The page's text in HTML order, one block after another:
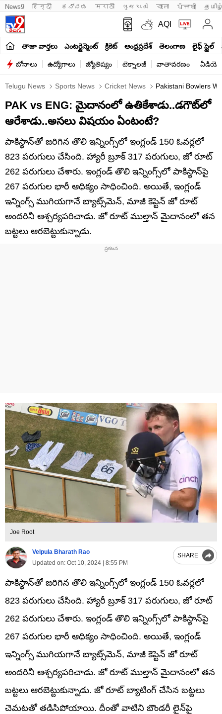
News9 हिन्दी ಕನ್ನಡ मराठी ગુજરાતી বাংলা ਪੰਜਾਬੀ
AQI
తాజా వార్తలు ఎంటర్టైన్మెంట్ క్రికెట్ ఆంధ్రప్రదేశ్ తెలంగాణ లైఫ్ స్టైల్
బోనాలు ఉద్యోగాలు జ్యోతిష్యం టెక్నాలజీ వాతావరణం
Telugu News Sports News Cricket News Pakistani Bowlers
PAK vs ENG: మైదానంలో ఉతికేశాడు..డగౌట్‌లో
ఆరేశాడు..అసలు విషయం ఏంటంటే?
పాకిస్థాన్‌తో జరిగిన తొలి ఇన్నింగ్స్‌లో ఇంగ్లండ్ 150 ఓవర్లలో
823 పరుగులు చేసింది. హ్యారీ బ్రూక్ 317 పరుగులు, జో రూట్
262 పరుగులు చేశారు. ఇంగ్లండ్ తొలి ఇన్నింగ్స్‌లో పాకిస్థాన్‌పై
267 పరుగుల భారీ ఆధిక్యం సాధించింది. అయితే, ఇంగ్లండ్
ఇన్నింగ్స్ ముగియగానే బ్యాట్స్‌మెన్, మాజీ కెప్టెన్ జో రూట్
అందరినీ ఆశ్చర్యపరిచాడు. జో రూట్ ముల్తాన్ మైదానంలో తన
బట్టలు ఆరబెట్టుకున్నాడు.
Joe Root
Velpula Bharath Rao
Updated on: Oct 10, 2024 | 8:55 PM
SHARE
పాకిస్థాన్‌తో జరిగిన తొలి ఇన్నింగ్స్‌లో ఇంగ్లండ్ 150 ఓవర్లలో
823 పరుగులు చేసింది. హ్యారీ బ్రూక్ 317 పరుగులు, జో రూట్
262 పరుగులు చేశారు. ఇంగ్లండ్ తొలి ఇన్నింగ్స్‌లో పాకిస్థాన్‌పై
267 పరుగుల భారీ ఆధిక్యం సాధించింది. అయితే, ఇంగ్లండ్
ఇన్నింగ్స్ ముగియగానే బ్యాట్స్‌మెన్, మాజీ కెప్టెన్ జో రూట్
అందరినీ ఆశ్చర్యపరిచాడు. జో రూట్ ముల్తాన్ మైదానంలో తన
బట్టలు ఆరబెట్టుకున్నాడు. జో రూట్ బ్యాటింగ్ చేసిన బట్టలు
చెమటతో తడిసిపోయాయి. దీంతో వాటిని బౌండరీ లైన్‌పై